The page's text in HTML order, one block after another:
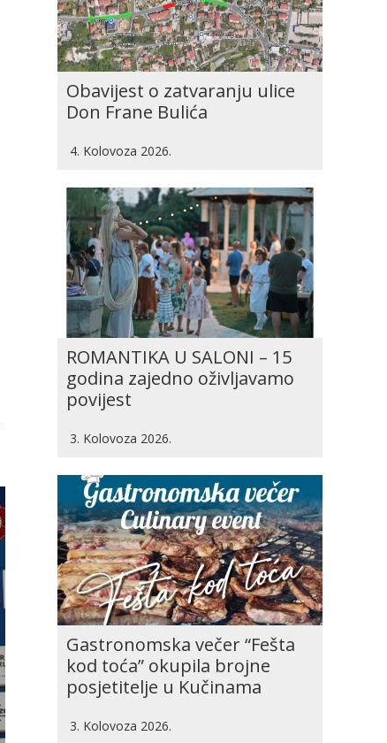
Obavijest o zatvaranju ulice
Don Frane Bulića
4. Kolovoza 2026.
ROMANTIKA U SALONI – 15
godina zajedno oživljavamo
povijest
3. Kolovoza 2026.
Gastronomska večer “Fešta
kod toća” okupila brojne
posjetitelje u Kučinama
3. Kolovoza 2026.